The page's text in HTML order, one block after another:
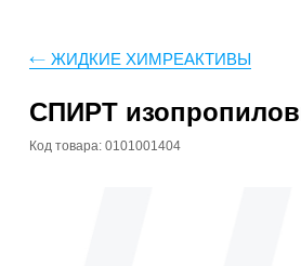
ЖИДКИЕ ХИМРЕАКТИВЫ
СПИРТ
Код товара: 0101001404